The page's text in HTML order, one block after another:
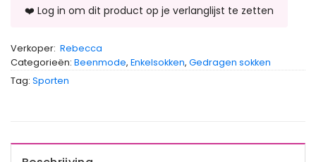
Verkoper: Rebecca
Categorieën: Beenmode, Enkelsokken, Gedragen sokken
Tag: Sporten